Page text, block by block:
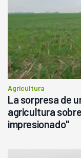
Agricultura
La sorpresa de
agricultura
impresionado"